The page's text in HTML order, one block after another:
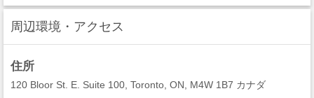
周辺環境・アクセス
住所
120 Bloor St. E. Suite 100, Toronto, ON, M4W 1B7 カナダ